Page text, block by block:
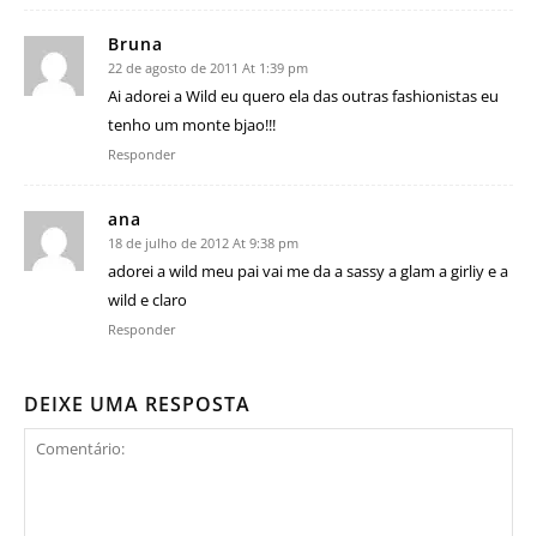
Bruna
22 de agosto de 2011 At 1:39 pm
Ai adorei a Wild eu quero ela das outras fashionistas eu
tenho um monte bjao!!!
Responder
ana
18 de julho de 2012 At 9:38 pm
adorei a wild meu pai vai me da a sassy a glam a girliy e a
wild e claro
Responder
DEIXE UMA RESPOSTA